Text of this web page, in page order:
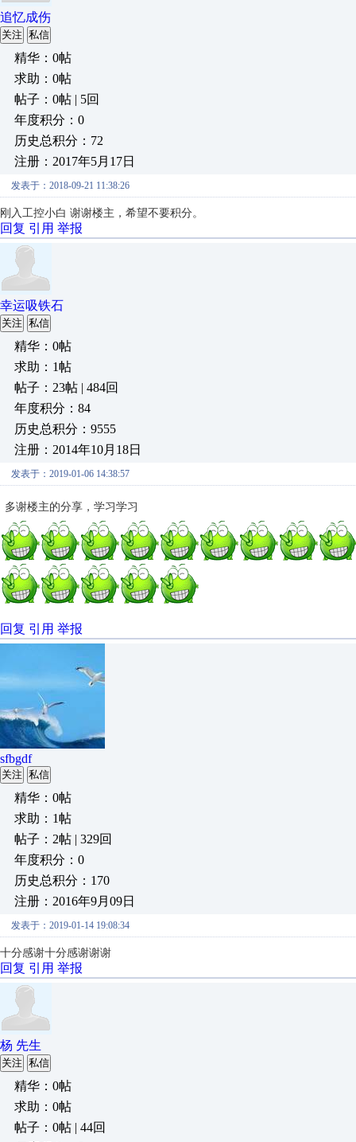
追忆成伤
关注 私信
精华：0帖
求助：0帖
帖子：0帖 | 5回
年度积分：0
历史总积分：72
注册：2017年5月17日
发表于：2018-09-21 11:38:26
刚入工控小白 谢谢楼主，希望不要积分。
回复 引用 举报
幸运吸铁石
关注 私信
精华：0帖
求助：1帖
帖子：23帖 | 484回
年度积分：84
历史总积分：9555
注册：2014年10月18日
发表于：2019-01-06 14:38:57
多谢楼主的分享，学习学习
回复 引用 举报
sfbgdf
关注 私信
精华：0帖
求助：1帖
帖子：2帖 | 329回
年度积分：0
历史总积分：170
注册：2016年9月09日
发表于：2019-01-14 19:08:34
十分感谢十分感谢谢谢
回复 引用 举报
杨 先生
关注 私信
精华：0帖
求助：0帖
帖子：0帖 | 44回